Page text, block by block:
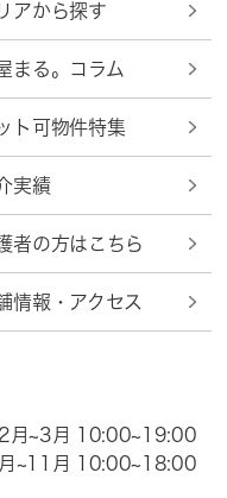
アから探す
まる。コラム
ト可物件特集
実績
者の方はこちら
情報・アクセス
月~3月 10:00~19:00
~11月 10:00~18:00